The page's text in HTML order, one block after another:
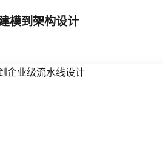
模到架构设计